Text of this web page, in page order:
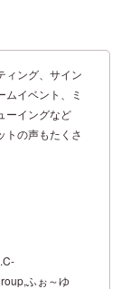
ィング、サイン
イベント、ミ
ーイングなど
トの声もたくさ
ふぉ～ゆ